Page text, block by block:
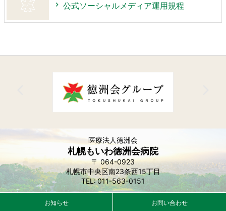
公式ソーシャルメディア運用規程
医療法人徳洲会
札幌もいわ徳洲会病院
064-0923
札幌市中央区南23条西15丁目
011-563-0151
お知らせ お問い合わせ